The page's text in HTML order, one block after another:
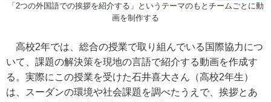
「2つの外国語での挨拶を紹介する」というテーマのもとチームごとに動
画を制作する
高校2年では、総合の授業で取り組んでいる国際協力につ
いて、課題の解決策を現地の言語で紹介する動画を作成す
る。実際にこの授業を受けた石井喜大さん（高校2年生）
は、スーダンの環境や社会課題を調べたうえで、挨拶とあ